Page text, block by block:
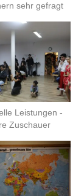
sehr gefragt
Leistungen -
Zuschauer